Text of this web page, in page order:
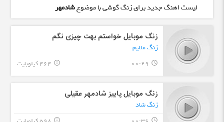
لیست اهنگ جدید برای زنگ گوشی با موضوعشادمهر
زنگ موبایل خواستم بهت چیزی نگم
زنگ ملایم
query_builder
00:29 464 کیلوبایت info_outline
زنگ موبایل پاییز شادمهر عقیلی
زنگ شاد
query_builder
info_outline